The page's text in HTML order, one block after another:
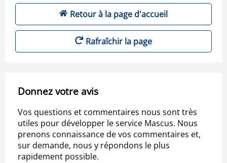
Retour à la page d'accueil
Rafraîchir la page
Donnez votre avis
Vos questions et commentaires nous sont très
utiles pour développer le service Mascus. Nous
prenons connaissance de vos commentaires et,
sur demande, nous y répondons le plus
rapidement possible.